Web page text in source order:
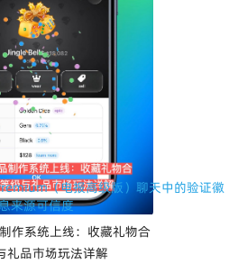
作系统上线：收藏礼物合
礼品市场玩法详解
（电报高级版）聊天中的验证徽
来源可信度